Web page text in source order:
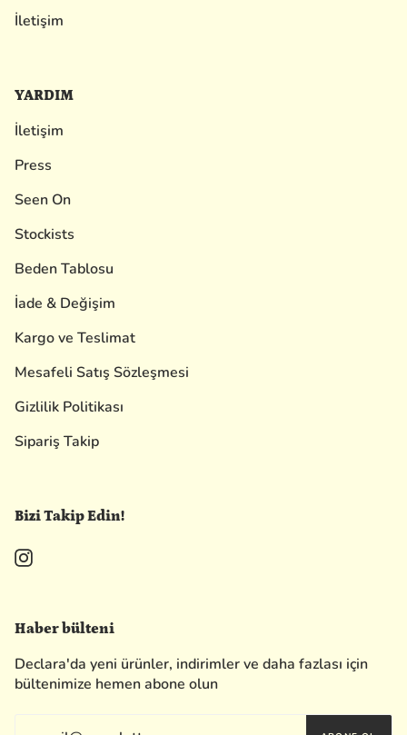
İletişim
YARDIM
İletişim
Press
Seen On
Stockists
Beden Tablosu
İade & Değişim
Kargo ve Teslimat
Mesafeli Satış Sözleşmesi
Gizlilik Politikası
Sipariş Takip
Bizi Takip Edin!
Instagram
Haber bülteni
Declara'da yeni ürünler, indirimler ve daha fazlası için
bültenimize hemen abone olun